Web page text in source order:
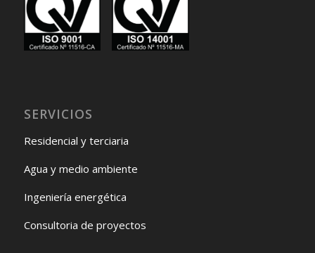
SERVICIOS
Residencial y terciaria
Agua y medio ambiente
Ingeniería energética
Consultoria de proyectos